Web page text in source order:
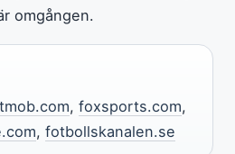
omgången.
, foxsports.com,
, fotbollskanalen.se